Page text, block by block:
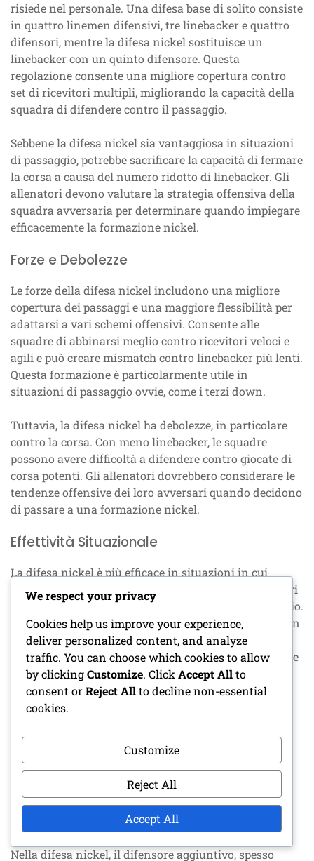
risiede nel personale. Una difesa base di solito consiste
in quattro linemen difensivi, tre linebacker e quattro
difensori, mentre la difesa nickel sostituisce un
linebacker con un quinto difensore. Questa
regolazione consente una migliore copertura contro
set di ricevitori multipli, migliorando la capacità della
squadra di difendere contro il passaggio.
Sebbene la difesa nickel sia vantaggiosa in situazioni
di passaggio, potrebbe sacrificare la capacità di fermare
la corsa a causa del numero ridotto di linebacker. Gli
allenatori devono valutare la strategia offensiva della
squadra avversaria per determinare quando impiegare
efficacemente la formazione nickel.
Forze e Debolezze
Le forze della difesa nickel includono una migliore
copertura dei passaggi e una maggiore flessibilità per
adattarsi a vari schemi offensivi. Consente alle
squadre di abbinarsi meglio contro ricevitori veloci e
agili e può creare mismatch contro linebacker più lenti.
Questa formazione è particolarmente utile in
situazioni di passaggio ovvie, come i terzi down.
Tuttavia, la difesa nickel ha debolezze, in particolare
contro la corsa. Con meno linebacker, le squadre
possono avere difficoltà a difendere contro giocate di
corsa potenti. Gli allenatori dovrebbero considerare le
tendenze offensive dei loro avversari quando decidono
di passare a una formazione nickel.
Effettività Situazionale
La difesa nickel è più efficace in situazioni in cui
l’offensiva è probabile che passi, come durante scenari
di lunghe yard o quando è in svantaggio nel punteggio.
Gli allenatori utilizzano spesso la formazione nickel in
situazioni di terzo down per massimizzare l’efficacia
difensiva. Comprendere il contesto del gioco è cruciale
per determinare quando impiegare questa strategia.
Nel football giovanile, dove le offensive possono
dovrebbero essere pronti a passare tra difese nickel e
base in base alla formazione e alle tendenze della
squadra avversaria. Questa adattabilità può avere un
impatto significativo sull’esito di una partita.
Ruoli Chiave del Personale
Nella difesa nickel, il difensore aggiuntivo, spesso
We respect your privacy
Cookies help us improve your experience,
deliver personalized content, and analyze
traffic. You can choose which cookies to allow
by clickingCustomize. Click Accept Allto
consent orReject Allto decline non-essential
cookies.
Customize
Reject All
Accept All